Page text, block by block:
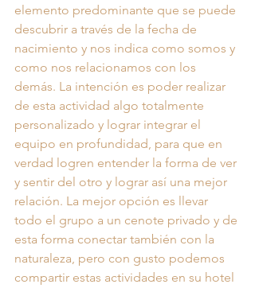
elemento predominante que se puede
descubrir a través de la fecha de
nacimiento y nos indica como somos y
como nos relacionamos con los
demás. La intención es poder realizar
de esta actividad algo totalmente
personalizado y lograr integrar el
equipo en profundidad, para que en
verdad logren entender la forma de ver
y sentir del otro y lograr así una mejor
relación. La mejor opción es llevar
todo el grupo a un cenote privado y de
esta forma conectar también con la
naturaleza, pero con gusto podemos
compartir estas actividades en su hotel